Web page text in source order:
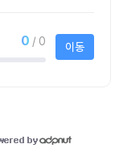
0 / 0 이동